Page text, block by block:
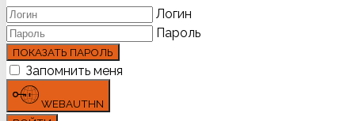
Логин
Пароль
ПОКАЗАТЬ ПАРОЛЬ
Запомнить меня
WEBAUTHN